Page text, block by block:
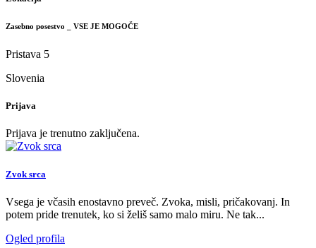
Zasebno posestvo _ VSE JE MOGOČE
Pristava 5
Slovenia
Prijava
Prijava je trenutno zaključena.
Zvok srca
Vsega je včasih enostavno preveč. Zvoka, misli, pričakovanj. In
potem pride trenutek, ko si želiš samo malo miru. Ne tak...
Ogled profila